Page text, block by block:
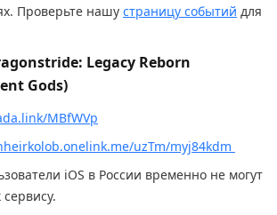
Проверьте нашу страницу событий для
Legacy Reborn
Gods)
MBfWVp
uzTm/myj84kdm
iOS в России временно не могут